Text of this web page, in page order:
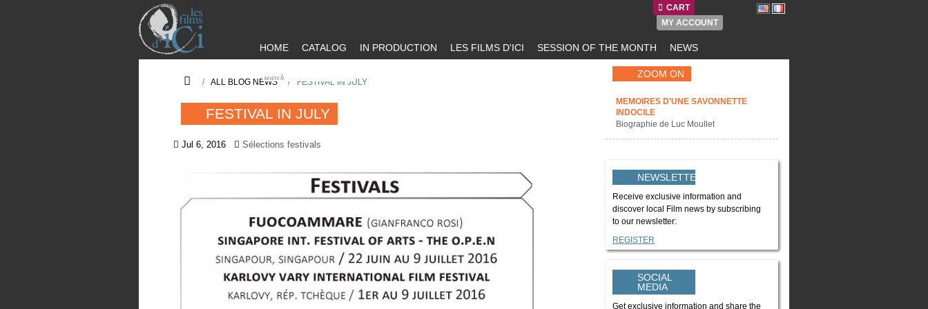
CART
MY ACCOUNT
HOME CATALOG IN PRODUCTION LES FILMS D'ICI SESSION OF THE MONTH NEWS
/ ALL BLOG NEWS / FESTIVAL IN JULY
FESTIVAL IN JULY
Jul 6, 2016 Sélections festivals
ZOOM ON
MEMOIRES D'UNE SAVONNETTE
INDOCILE
Biographie de Luc Moullet
NEWSLETTER
Receive exclusive information and
discover local Film news by subscribing
to our newsletter:
REGISTER
SOCIAL
MEDIA
Get exclusive information and share the